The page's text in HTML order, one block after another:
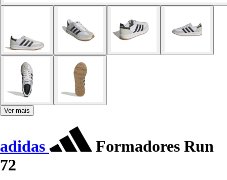
Ver mais
adidas
Formadores Run
72